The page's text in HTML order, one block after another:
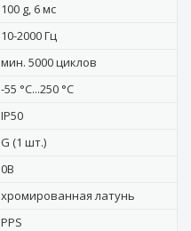
100 g, 6 мс
10-2000 Гц
мин. 5000 циклов
-55 °C...250 °C
IP50
G (1 шт.)
0B
хромированная латунь
PPS